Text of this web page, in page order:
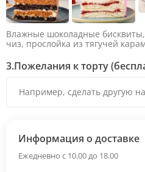
Влажные шоколадные
чиз, прослойка из тягучей
яркий вкус шоколада и тягучей
оставляя ни единого шанса
3.Пожелания к торту
Информация о доставке
Ежедневно с 10.00 до 18.00